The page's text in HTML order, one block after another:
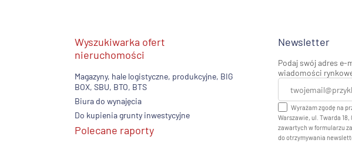
Wyszukiwarka ofert
nieruchomości
Magazyny, hale logistyczne, produkcyjne, BIG
BOX, SBU, BTO, BTS
Biura do wynajęcia
Do kupienia grunty inwestycyjne
Polecane raporty
Newsletter
Podaj swój adres e-
wiadomości
Wyrażam zgodę na
Warszawie, ul. Twarda
zawartych w formularzu
do otrzymywania